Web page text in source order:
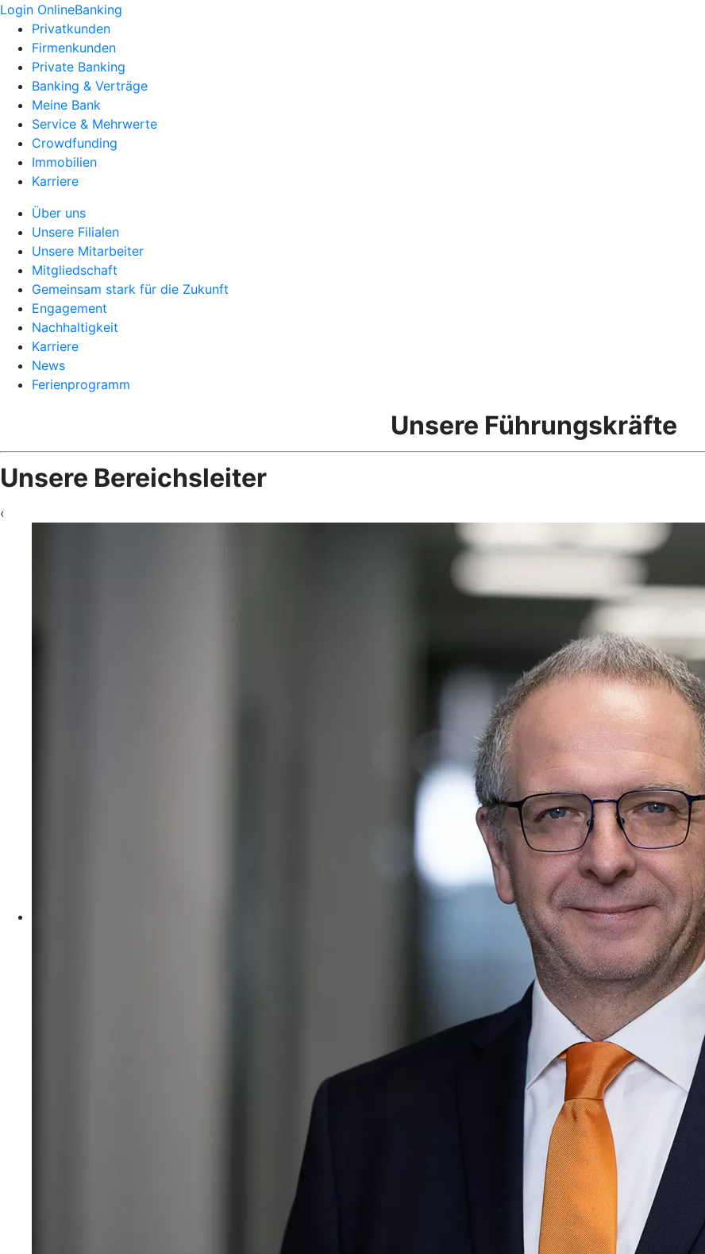
Login OnlineBanking
Privatkunden
Firmenkunden
Private Banking
Banking & Verträge
Meine Bank
Service & Mehrwerte
Crowdfunding
Immobilien
Karriere
Über uns
Unsere Filialen
Unsere Mitarbeiter
Mitgliedschaft
Gemeinsam stark für die Zukunft
Engagement
Nachhaltigkeit
Karriere
News
Ferienprogramm
Unsere Führungskräfte
Unsere Bereichsleiter
‹